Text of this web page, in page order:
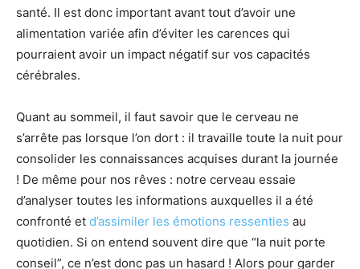
santé. Il est donc important avant tout d’avoir une
alimentation variée afin d’éviter les carences qui
pourraient avoir un impact négatif sur vos capacités
cérébrales.
Quant au sommeil, il faut savoir que le cerveau ne
s’arrête pas lorsque l’on dort : il travaille toute la nuit pour
consolider les connaissances acquises durant la journée
! De même pour nos rêves : notre cerveau essaie
d’analyser toutes les informations auxquelles il a été
confronté et d’assimiler les émotions ressenties au
quotidien. Si on entend souvent dire que “la nuit porte
conseil”, ce n’est donc pas un hasard ! Alors pour garder